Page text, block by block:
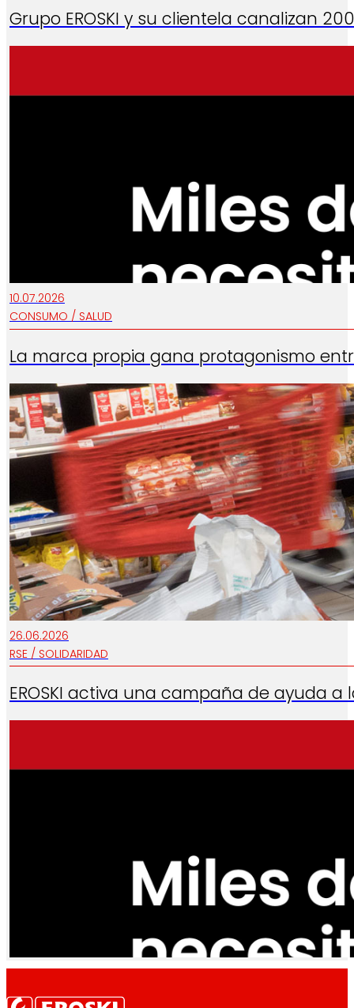
Grupo EROSKI y su clientela canalizan
10.07.2026
CONSUMO / SALUD
La marca propia gana protagonismo
26.06.2026
RSE / SOLIDARIDAD
EROSKI activa una campaña de ayuda